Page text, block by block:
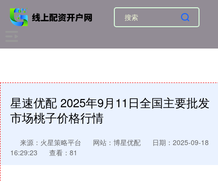
星速优配 2025年9月11日全国主要批发
市场桃子价格行情
来源：火星策略平台 网站：博星优配
日期：2025-09-18
16:29:23
查看：81